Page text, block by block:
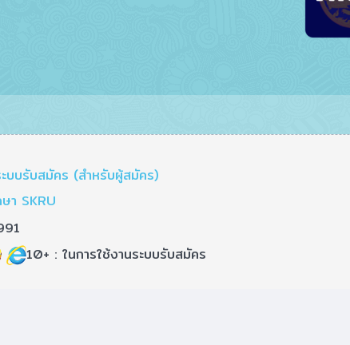
บบรับสมัคร (สำหรับผู้สมัคร)
า SKRU
10+ : ในการใช้งานระบบรับสมัคร